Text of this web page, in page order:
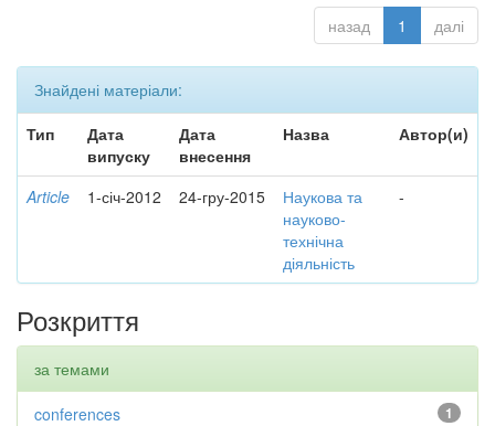
назад 1 далі
Знайдені матеріали:
Тип
Дата
випуску
Дата
внесення
Назва Автор(и)
Article 1-січ-2012 24-гру-2015
Наукова та
науково-
технічна
діяльність
-
Розкриття
за темами
1
conferences